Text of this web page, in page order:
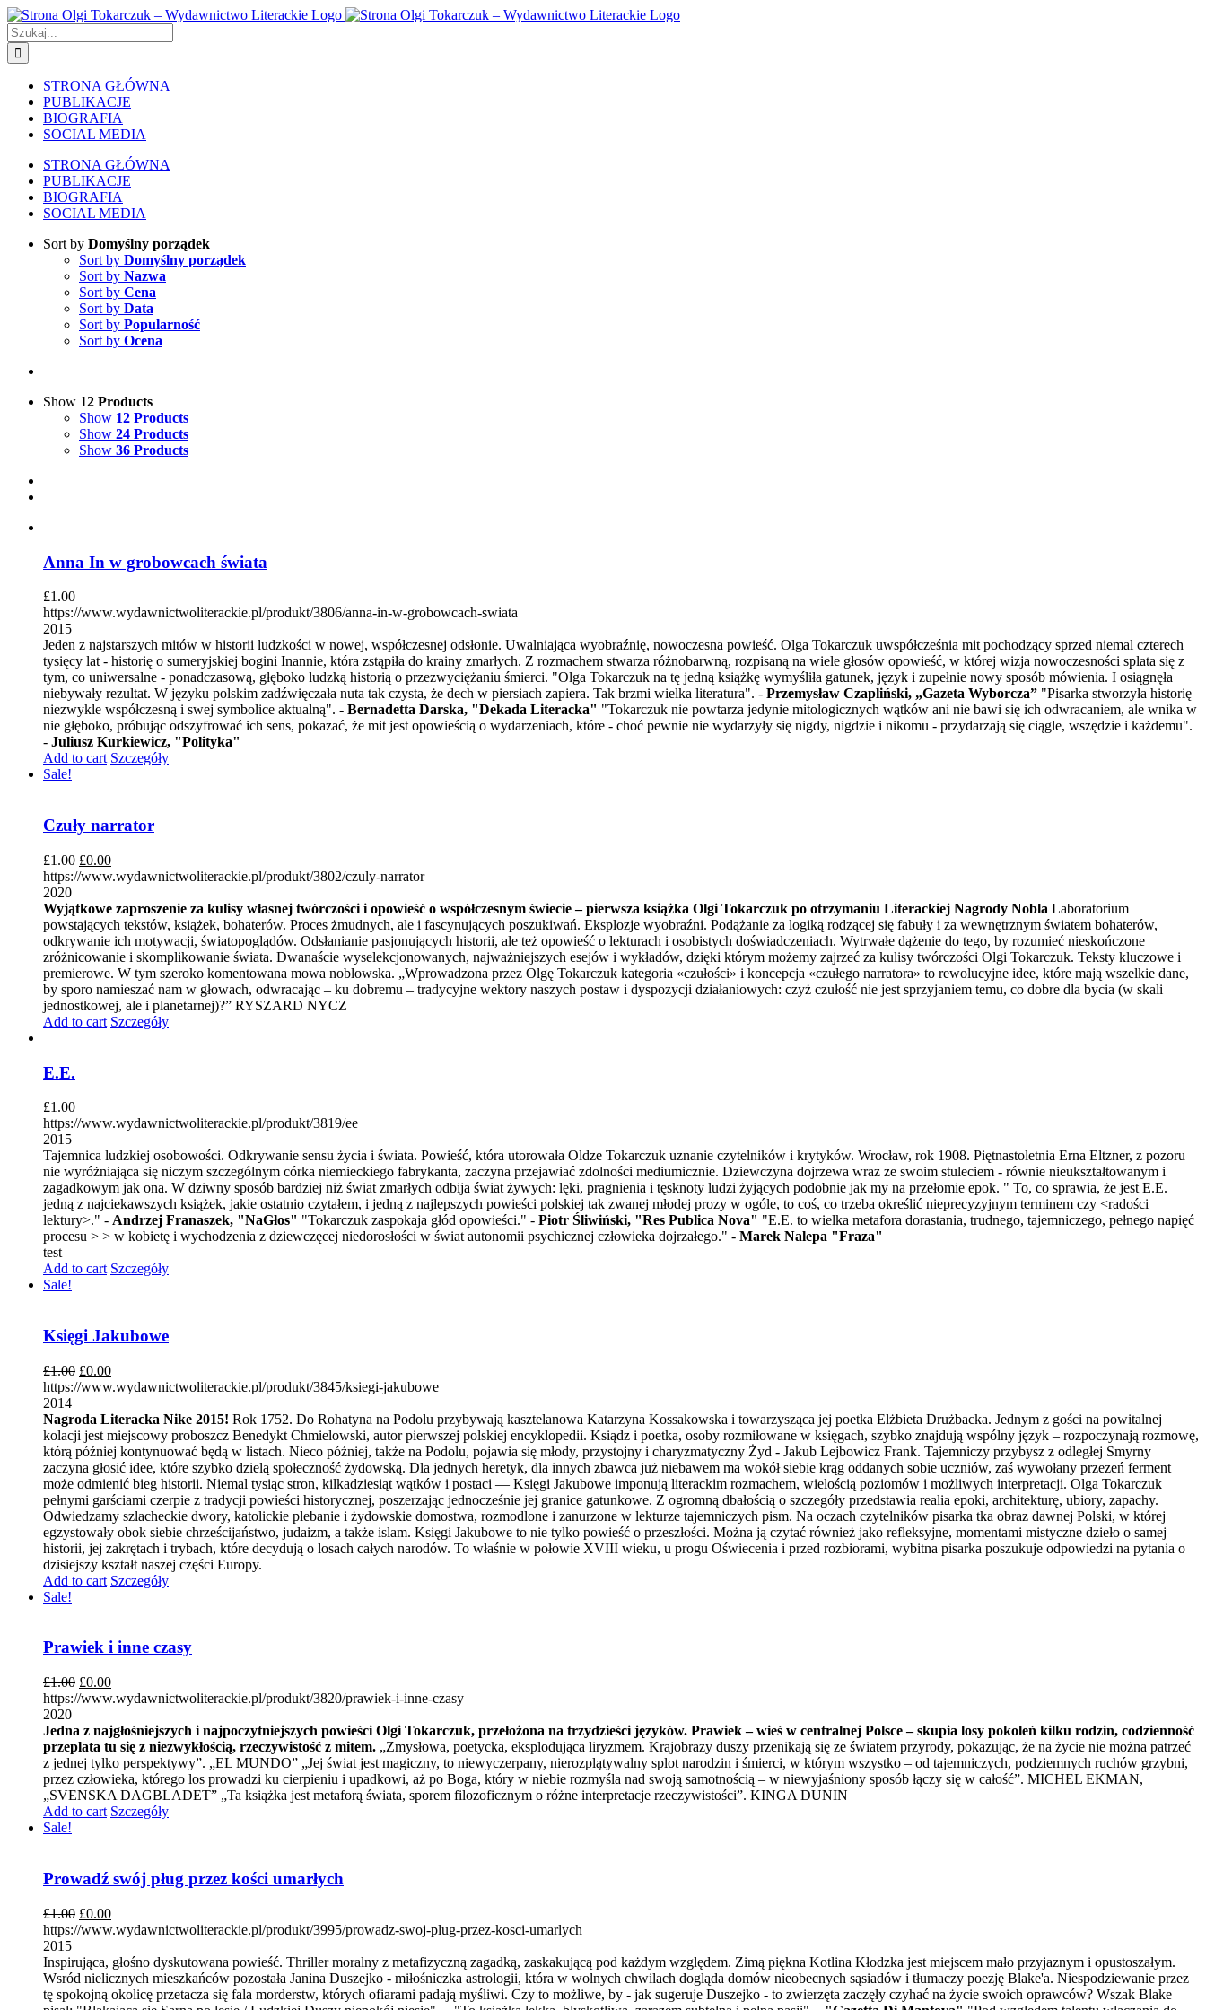
Skip
to
content
Szukaj
STRONA GŁÓWNA
PUBLIKACJE
BIOGRAFIA
SOCIAL MEDIA
STRONA GŁÓWNA
PUBLIKACJE
BIOGRAFIA
SOCIAL MEDIA
Sort by Domyślny porządek
Sort by Domyślny porządek
Sort by Nazwa
Sort by Cena
Sort by Data
Sort by Popularność
Sort by Ocena
Show 12 Products
Show 12 Products
Show 24 Products
Show 36 Products
Anna In w grobowcach świata
£1.00
https://www.wydawnictwoliterackie.pl/produkt/3806/anna-in-w-grobowcach-swiata
2015
Jeden z najstarszych mitów w historii ludzkości w nowej, współczesnej odsłonie. Uwalniająca wyobraźnię, nowoczesna powieść. Olga Tokarczuk uwspółcześnia mit pochodzący sprzed niemal czterech
tysięcy lat - historię o sumeryjskiej bogini Inannie, która zstąpiła do krainy zmarłych. Z rozmachem stwarza różnobarwną, rozpisaną na wiele głosów opowieść, w której wizja nowoczesności splata się z
tym, co uniwersalne - ponadczasową, głęboko ludzką historią o przezwyciężaniu śmierci. "Olga Tokarczuk na tę jedną książkę wymyśliła gatunek, język i zupełnie nowy sposób mówienia. I osiągnęła
niebywały rezultat. W języku polskim zadźwięczała nuta tak czysta, że dech w piersiach zapiera. Tak brzmi wielka literatura". - Przemysław Czapliński, „Gazeta Wyborcza” "Pisarka stworzyła historię
niezwykle współczesną i swej symbolice aktualną". - Bernadetta Darska, "Dekada Literacka" "Tokarczuk nie powtarza jedynie mitologicznych wątków ani nie bawi się ich odwracaniem, ale wnika w
nie głęboko, próbując odszyfrować ich sens, pokazać, że mit jest opowieścią o wydarzeniach, które - choć pewnie nie wydarzyły się nigdy, nigdzie i nikomu - przydarzają się ciągle, wszędzie i każdemu".
- Juliusz Kurkiewicz, "Polityka"
Add to cart Szczegóły
Sale!
Czuły narrator
£1.00 £0.00
https://www.wydawnictwoliterackie.pl/produkt/3802/czuly-narrator
2020
Wyjątkowe zaproszenie za kulisy własnej twórczości i opowieść o współczesnym świecie – pierwsza książka Olgi Tokarczuk po otrzymaniu Literackiej Nagrody Nobla Laboratorium
powstających tekstów, książek, bohaterów. Proces żmudnych, ale i fascynujących poszukiwań. Eksplozje wyobraźni. Podążanie za logiką rodzącej się fabuły i za wewnętrznym światem bohaterów,
odkrywanie ich motywacji, światopoglądów. Odsłanianie pasjonujących historii, ale też opowieść o lekturach i osobistych doświadczeniach. Wytrwałe dążenie do tego, by rozumieć nieskończone
zróżnicowanie i skomplikowanie świata. Dwanaście wyselekcjonowanych, najważniejszych esejów i wykładów, dzięki którym możemy zajrzeć za kulisy twórczości Olgi Tokarczuk. Teksty kluczowe i
premierowe. W tym szeroko komentowana mowa noblowska. „Wprowadzona przez Olgę Tokarczuk kategoria «czułości» i koncepcja «czułego narratora» to rewolucyjne idee, które mają wszelkie dane,
by sporo namieszać nam w głowach, odwracając – ku dobremu – tradycyjne wektory naszych postaw i dyspozycji działaniowych: czyż czułość nie jest sprzyjaniem temu, co dobre dla bycia (w skali
jednostkowej, ale i planetarnej)?” RYSZARD NYCZ
Add to cart Szczegóły
E.E.
£1.00
https://www.wydawnictwoliterackie.pl/produkt/3819/ee
2015
Tajemnica ludzkiej osobowości. Odkrywanie sensu życia i świata. Powieść, która utorowała Oldze Tokarczuk uznanie czytelników i krytyków. Wrocław, rok 1908. Piętnastoletnia Erna Eltzner, z pozoru
nie wyróżniająca się niczym szczególnym córka niemieckiego fabrykanta, zaczyna przejawiać zdolności mediumicznie. Dziewczyna dojrzewa wraz ze swoim stuleciem - równie nieukształtowanym i
zagadkowym jak ona. W dziwny sposób bardziej niż świat zmarłych odbija świat żywych: lęki, pragnienia i tęsknoty ludzi żyjących podobnie jak my na przełomie epok. " To, co sprawia, że jest E.E.
jedną z najciekawszych książek, jakie ostatnio czytałem, i jedną z najlepszych powieści polskiej tak zwanej młodej prozy w ogóle, to coś, co trzeba określić nieprecyzyjnym terminem czy <radości
lektury>." - Andrzej Franaszek, "NaGłos" "Tokarczuk zaspokaja głód opowieści." - Piotr Śliwiński, "Res Publica Nova" "E.E. to wielka metafora dorastania, trudnego, tajemniczego, pełnego napięć
procesu > > w kobietę i wychodzenia z dziewczęcej niedorosłości w świat autonomii psychicznej człowieka dojrzałego." - Marek Nalepa "Fraza"
test
Add to cart Szczegóły
Sale!
Księgi Jakubowe
£1.00 £0.00
https://www.wydawnictwoliterackie.pl/produkt/3845/ksiegi-jakubowe
2014
Nagroda Literacka Nike 2015! Rok 1752. Do Rohatyna na Podolu przybywają kasztelanowa Katarzyna Kossakowska i towarzysząca jej poetka Elżbieta Drużbacka. Jednym z gości na powitalnej
kolacji jest miejscowy proboszcz Benedykt Chmielowski, autor pierwszej polskiej encyklopedii. Ksiądz i poetka, osoby rozmiłowane w księgach, szybko znajdują wspólny język – rozpoczynają rozmowę,
którą później kontynuować będą w listach. Nieco później, także na Podolu, pojawia się młody, przystojny i charyzmatyczny Żyd - Jakub Lejbowicz Frank. Tajemniczy przybysz z odległej Smyrny
zaczyna głosić idee, które szybko dzielą społeczność żydowską. Dla jednych heretyk, dla innych zbawca już niebawem ma wokół siebie krąg oddanych sobie uczniów, zaś wywołany przezeń ferment
może odmienić bieg historii. Niemal tysiąc stron, kilkadziesiąt wątków i postaci — Księgi Jakubowe imponują literackim rozmachem, wielością poziomów i możliwych interpretacji. Olga Tokarczuk
pełnymi garściami czerpie z tradycji powieści historycznej, poszerzając jednocześnie jej granice gatunkowe. Z ogromną dbałością o szczegóły przedstawia realia epoki, architekturę, ubiory, zapachy.
Odwiedzamy szlacheckie dwory, katolickie plebanie i żydowskie domostwa, rozmodlone i zanurzone w lekturze tajemniczych pism. Na oczach czytelników pisarka tka obraz dawnej Polski, w której
egzystowały obok siebie chrześcijaństwo, judaizm, a także islam. Księgi Jakubowe to nie tylko powieść o przeszłości. Można ją czytać również jako refleksyjne, momentami mistyczne dzieło o samej
historii, jej zakrętach i trybach, które decydują o losach całych narodów. To właśnie w połowie XVIII wieku, u progu Oświecenia i przed rozbiorami, wybitna pisarka poszukuje odpowiedzi na pytania o
dzisiejszy kształt naszej części Europy.
Add to cart Szczegóły
Sale!
Prawiek i inne czasy
£1.00 £0.00
https://www.wydawnictwoliterackie.pl/produkt/3820/prawiek-i-inne-czasy
2020
Jedna z najgłośniejszych i najpoczytniejszych powieści Olgi Tokarczuk, przełożona na trzydzieści języków. Prawiek – wieś w centralnej Polsce – skupia losy pokoleń kilku rodzin, codzienność
przeplata tu się z niezwykłością, rzeczywistość z mitem. „Zmysłowa, poetycka, eksplodująca liryzmem. Krajobrazy duszy przenikają się ze światem przyrody, pokazując, że na życie nie można patrzeć
z jednej tylko perspektywy”. „EL MUNDO” „Jej świat jest magiczny, to niewyczerpany, nierozplątywalny splot narodzin i śmierci, w którym wszystko – od tajemniczych, podziemnych ruchów grzybni,
przez człowieka, którego los prowadzi ku cierpieniu i upadkowi, aż po Boga, który w niebie rozmyśla nad swoją samotnością – w niewyjaśniony sposób łączy się w całość”. MICHEL EKMAN,
„SVENSKA DAGBLADET” „Ta książka jest metaforą świata, sporem filozoficznym o różne interpretacje rzeczywistości”. KINGA DUNIN
Add to cart Szczegóły
Sale!
Prowadź swój pług przez kości umarłych
£1.00 £0.00
https://www.wydawnictwoliterackie.pl/produkt/3995/prowadz-swoj-plug-przez-kosci-umarlych
2015
Inspirująca, głośno dyskutowana powieść. Thriller moralny z metafizyczną zagadką, zaskakującą pod każdym względem. Zimą piękna Kotlina Kłodzka jest miejscem mało przyjaznym i opustoszałym.
Wsród nielicznych mieszkańców pozostała Janina Duszejko - miłośniczka astrologii, która w wolnych chwilach dogląda domów nieobecnych sąsiadów i tłumaczy poezję Blake'a. Niespodziewanie przez
tę spokojną okolicę przetacza się fala morderstw, których ofiarami padają myśliwi. Czy to możliwe, by - jak sugeruje Duszejko - to zwierzęta zaczęły czyhać na życie swoich oprawców? Wszak Blake